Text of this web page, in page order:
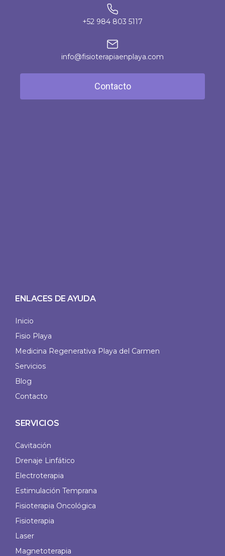
+52 984 803 5117
info@fisioterapiaenplaya.com
Contacto
ENLACES DE AYUDA
Inicio
Fisio Playa
Medicina Regenerativa Playa del Carmen
Servicios
Blog
Contacto
SERVICIOS
Cavitación
Drenaje Linfático
Electroterapia
Estimulación Temprana
Fisioterapia Oncológica
Fisioterapia
Laser
Magnetoterapia